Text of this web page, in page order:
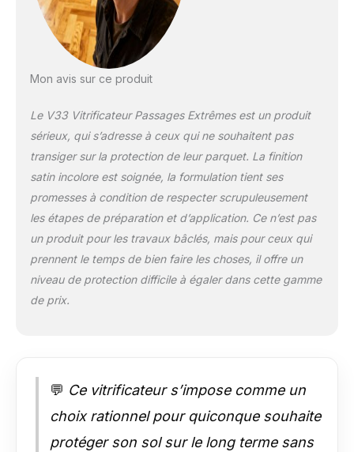
Mon avis sur ce produit
Le V33 Vitrificateur Passages Extrêmes est un produit
sérieux, qui s’adresse à ceux qui ne souhaitent pas
transiger sur la protection de leur parquet. La finition
satin incolore est soignée, la formulation tient ses
promesses à condition de respecter scrupuleusement
les étapes de préparation et d’application. Ce n’est pas
un produit pour les travaux bâclés, mais pour ceux qui
prennent le temps de bien faire les choses, il offre un
niveau de protection difficile à égaler dans cette gamme
de prix.
💬 Ce vitrificateur s’impose comme un
choix rationnel pour quiconque souhaite
protéger son sol sur le long terme sans